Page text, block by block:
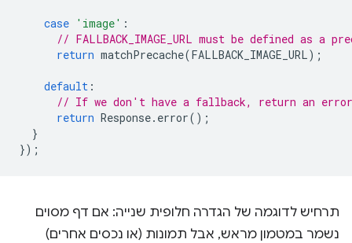
case 'image' :
// FALLBACK_IMAGE_URL must be defined as a
return matchPrecache(FALLBACK_IMAGE_URL);
default :
// If we don't have a fallback, return an error
return Response. error();
}
});
תרחיש לדוגמה של הגדרה חלופית שנייה: אם דף מסוים
נשמר במטמון מראש, אבל תמונות (או נכסים אחרים)